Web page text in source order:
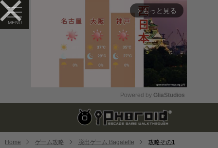
arrow_forward_ios もっと見る
Mute
Powered by GliaStudios
Home ゲーム攻略 脱出ゲーム Bagatelle 攻略その1